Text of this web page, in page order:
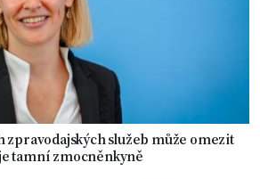
služeb může omezit
tamní zmocněnkyně